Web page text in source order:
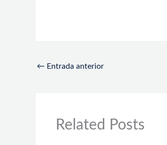
← Entrada anterior
Related Posts